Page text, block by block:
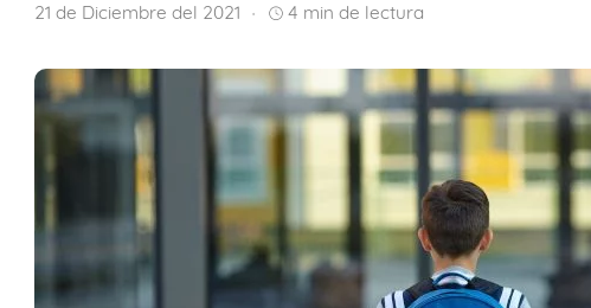
21 de Diciembre del 2021
4 min de lectura